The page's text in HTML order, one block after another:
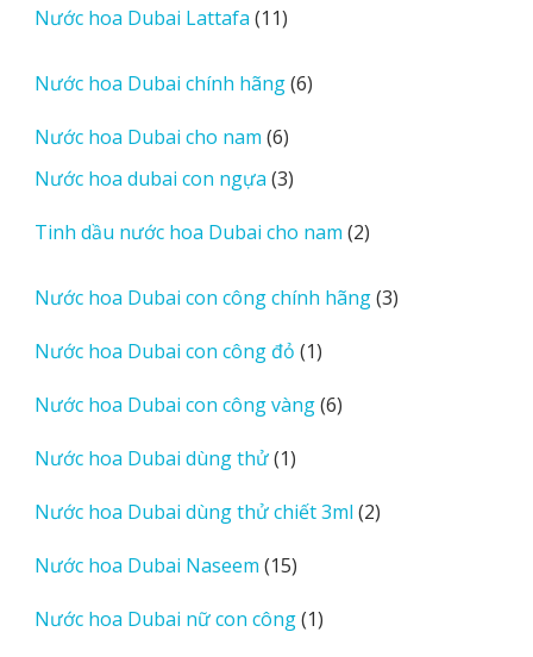
phẩm
Nước hoa Dubai Lattafa 1111
phẩm
Nước hoa Dubai chính hãng 66
Nước hoa Dubai cho nam 66
sản
phẩm
Nước hoa dubai con ngựa 33
phẩm
Tinh dầu nước hoa Dubai cho nam 22
phẩm
Nước hoa Dubai con công chính hãng 33
Nước hoa Dubai con công đỏ 11
phẩm
Nước hoa Dubai con công vàng 66
Nước hoa Dubai dùng thử 11
phẩm
Nước hoa Dubai dùng thử chiết 3ml 22
Nước hoa Dubai Naseem 1515
phẩm
Nước hoa Dubai nữ con công 11